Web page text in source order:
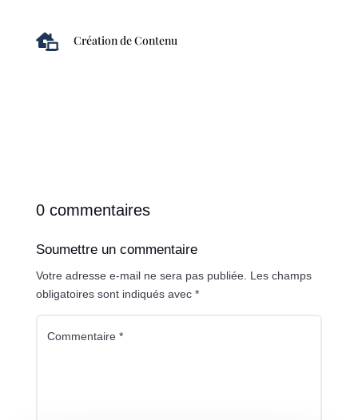
 Création de Contenu
0 commentaires
Soumettre un commentaire
Votre adresse e-mail ne sera pas publiée. Les champs
obligatoires sont indiqués avec *